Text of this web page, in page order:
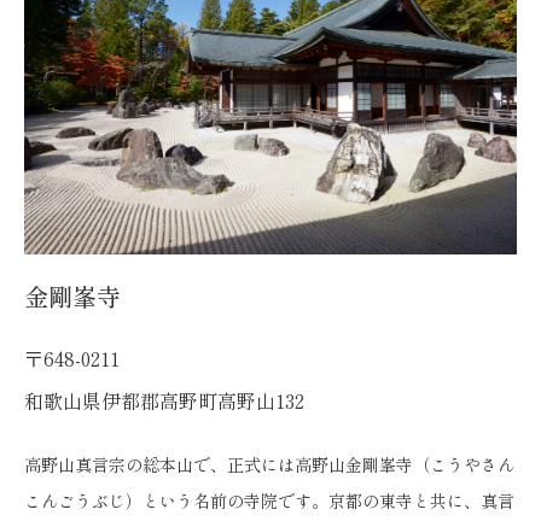
金剛峯寺
〒648-0211
和歌山県伊都郡高野町高野山132
高野山真言宗の総本山で、正式には高野山金剛峯寺（こうやさん
こんごうぶじ）という名前の寺院です。京都の東寺と共に、真言